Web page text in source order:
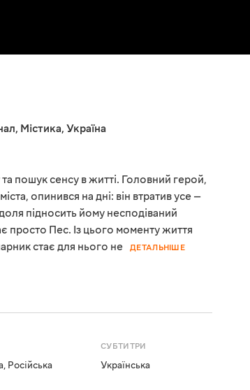
, Містика, Україна
пошук сенсу в житті. Головний герой,
опинився на дні: він втратив усе —
підносить йому несподіваний
просто Пес. Із цього моменту життя
стає для нього не
ДЕТАЛЬНІШЕ
, Російська
СУБТИТРИ
Українська